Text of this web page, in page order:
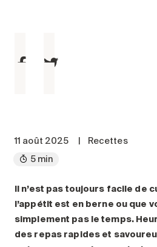
Stationnement
Notre approche
Les 8 étapes
À propos
11 août 2025
Recettes
5 min
Il n’est pas toujours facile de
l’appétit est en berne ou que
simplement pas le temps.
des repas rapides et